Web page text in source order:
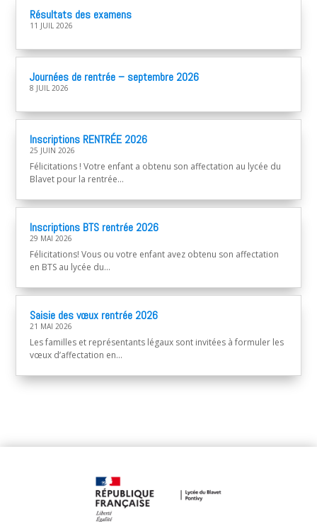
Résultats des examens
11 JUIL 2026
Journées de rentrée – septembre 2026
8 JUIL 2026
Inscriptions RENTRÉE 2026
25 JUIN 2026
Félicitations ! Votre enfant a obtenu son affectation au lycée du
Blavet pour la rentrée...
Inscriptions BTS rentrée 2026
29 MAI 2026
Félicitations! Vous ou votre enfant avez obtenu son affectation
en BTS au lycée du...
Saisie des vœux rentrée 2026
21 MAI 2026
Les familles et représentants légaux sont invitées à formuler les
vœux d’affectation en...